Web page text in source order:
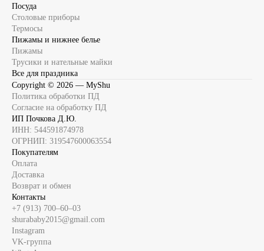
Посуда
Столовые приборы
Термосы
Пижамы и нижнее белье
Пижамы
Трусики и нательные майки
Все для праздника
Copyright © 2026 — MyShu
Политика обработки ПД
Согласие на обработку ПД
ИП Почкова Д.Ю.
ИНН: 544591874978
ОГРНИП: 319547600063554
Покупателям
Оплата
Доставка
Возврат и обмен
Контакты
+7 (913) 700‒60‒03
shurababy2015@gmail.com
Instagram
VK-группа